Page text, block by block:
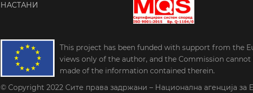
НАСТАНИ
This project has been funded with support from the
views only of the author, and the Commission
made of the information contained therein.
© Copyright 2022 Сите права задржани – Национална агенција